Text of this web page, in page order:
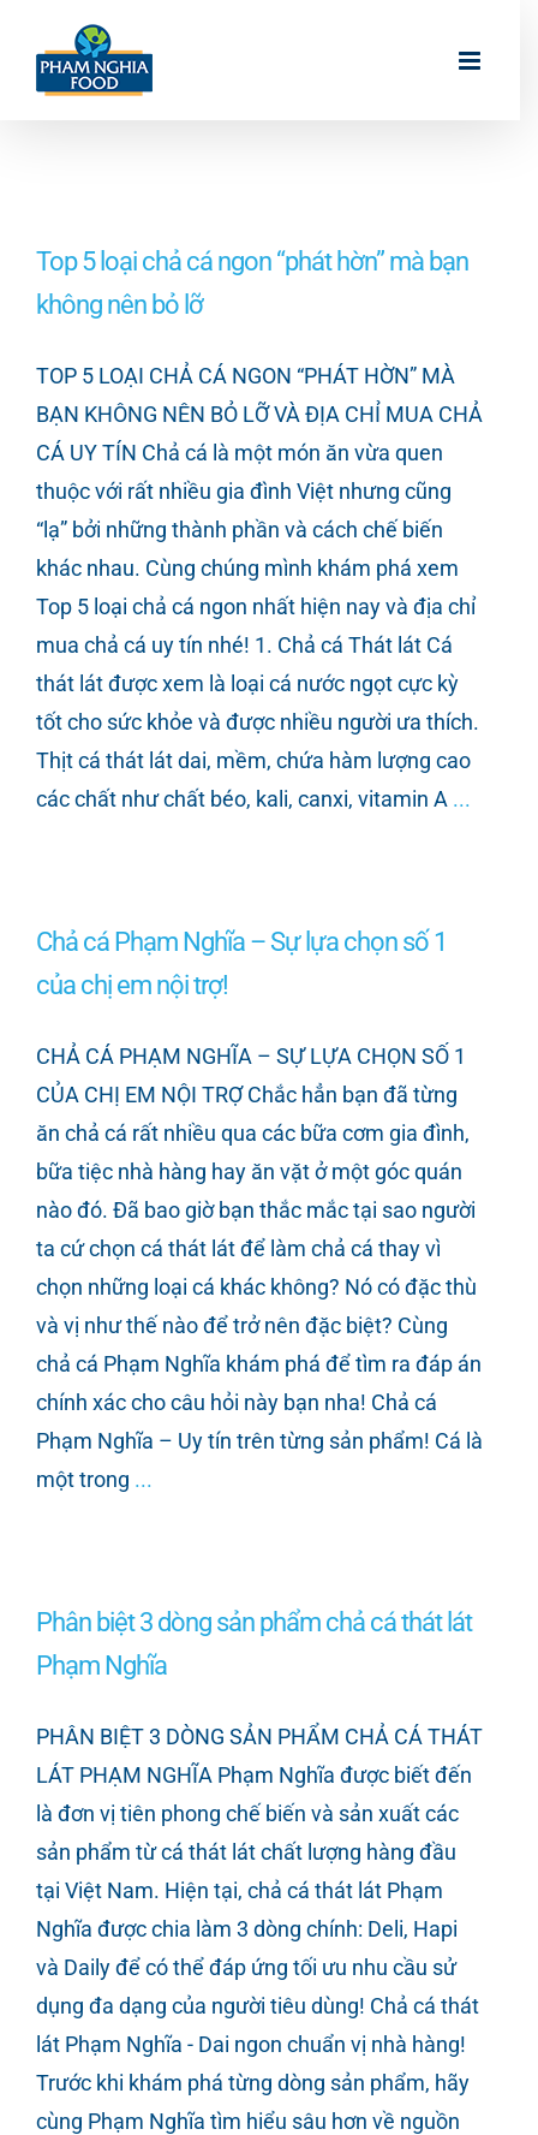
content
Top 5 loại chả cá ngon “phát hờn” mà bạn
không nên bỏ lỡ
TOP 5 LOẠI CHẢ CÁ NGON “PHÁT HỜN” MÀ
BẠN KHÔNG NÊN BỎ LỠ VÀ ĐỊA CHỈ MUA CHẢ
CÁ UY TÍN Chả cá là một món ăn vừa quen
thuộc với rất nhiều gia đình Việt nhưng cũng
“lạ” bởi những thành phần và cách chế biến
khác nhau. Cùng chúng mình khám phá xem
Top 5 loại chả cá ngon nhất hiện nay và địa chỉ
mua chả cá uy tín nhé! 1. Chả cá Thát lát Cá
thát lát được xem là loại cá nước ngọt cực kỳ
tốt cho sức khỏe và được nhiều người ưa thích.
Thịt cá thát lát dai, mềm, chứa hàm lượng cao
các chất như chất béo, kali, canxi, vitamin A ...
Chả cá Phạm Nghĩa – Sự lựa chọn số 1
của chị em nội trợ!
CHẢ CÁ PHẠM NGHĨA – SỰ LỰA CHỌN SỐ 1
CỦA CHỊ EM NỘI TRỢ Chắc hẳn bạn đã từng
ăn chả cá rất nhiều qua các bữa cơm gia đình,
bữa tiệc nhà hàng hay ăn vặt ở một góc quán
nào đó. Đã bao giờ bạn thắc mắc tại sao người
ta cứ chọn cá thát lát để làm chả cá thay vì
chọn những loại cá khác không? Nó có đặc thù
và vị như thế nào để trở nên đặc biệt? Cùng
chả cá Phạm Nghĩa khám phá để tìm ra đáp án
chính xác cho câu hỏi này bạn nha! Chả cá
Phạm Nghĩa – Uy tín trên từng sản phẩm! Cá là
một trong ...
Phân biệt 3 dòng sản phẩm chả cá thát lát
Phạm Nghĩa
PHÂN BIỆT 3 DÒNG SẢN PHẨM CHẢ CÁ THÁT
LÁT PHẠM NGHĨA Phạm Nghĩa được biết đến
là đơn vị tiên phong chế biến và sản xuất các
sản phẩm từ cá thát lát chất lượng hàng đầu
tại Việt Nam. Hiện tại, chả cá thát lát Phạm
Nghĩa được chia làm 3 dòng chính: Deli, Hapi
và Daily để có thể đáp ứng tối ưu nhu cầu sử
dụng đa dạng của người tiêu dùng! Chả cá thát
lát Phạm Nghĩa - Dai ngon chuẩn vị nhà hàng!
Trước khi khám phá từng dòng sản phẩm, hãy
cùng Phạm Nghĩa tìm hiểu sâu hơn về nguồn